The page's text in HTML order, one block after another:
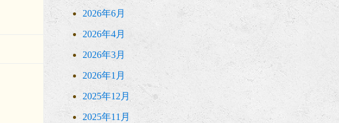
2026年6月
2026年4月
2026年3月
2026年1月
2025年12月
2025年11月